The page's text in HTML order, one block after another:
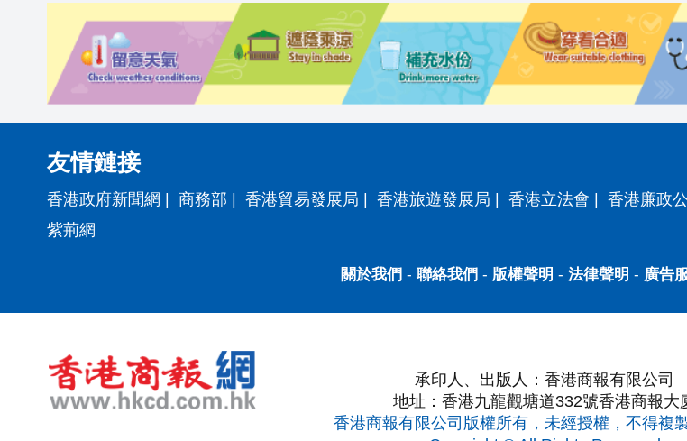
友情鏈接
香港政府新聞網 商務部 香港貿易發展局 香港旅遊發展局 香港立法會 香港廉政
紫荊網
關於我們 - 聯絡我們 - 版權聲明 - 法律聲明 - 廣告
承印人、出版人：香港商報有限公司
地址：香港九龍觀塘道332號香港商報大
香港商報有限公司版權所有，未經授權，不得複